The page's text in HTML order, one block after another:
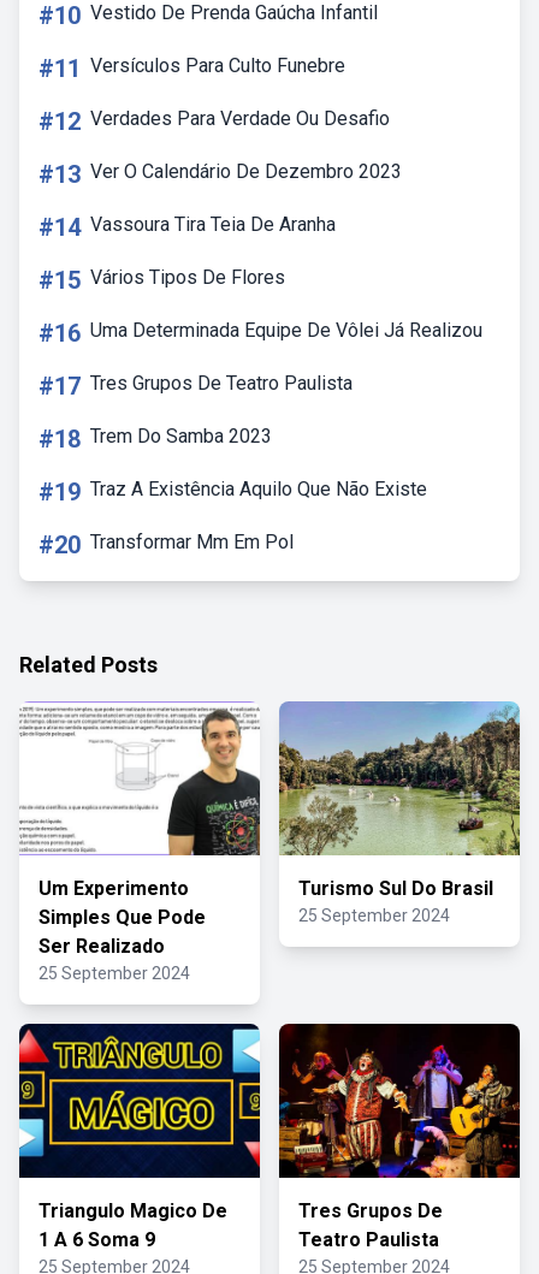
#10 Vestido De Prenda Gaúcha Infantil
#11 Versículos Para Culto Funebre
#12 Verdades Para Verdade Ou Desafio
#13 Ver O Calendário De Dezembro 2023
#14 Vassoura Tira Teia De Aranha
#15 Vários Tipos De Flores
#16 Uma Determinada Equipe De Vôlei Já Realizou
#17 Tres Grupos De Teatro Paulista
#18 Trem Do Samba 2023
#19 Traz A Existência Aquilo Que Não Existe
#20 Transformar Mm Em Pol
Related Posts
Um Experimento
Simples Que Pode
Ser Realizado
25 September 2024
Turismo Sul Do Brasil
25 September 2024
Triangulo Magico De
1 A 6 Soma 9
25 September 2024
Tres Grupos De
Teatro Paulista
25 September 2024